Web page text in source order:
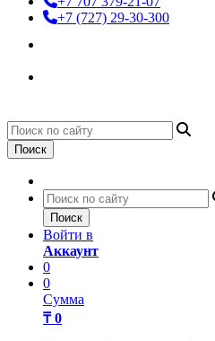
+7 (727) 29-30-300
Поиск
Поиск
Войти в
Аккаунт
0
0
Сумма
₸ 0